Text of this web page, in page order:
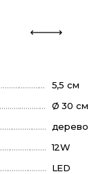
5,5 см
Ø 30 см
дерево
12W
LED